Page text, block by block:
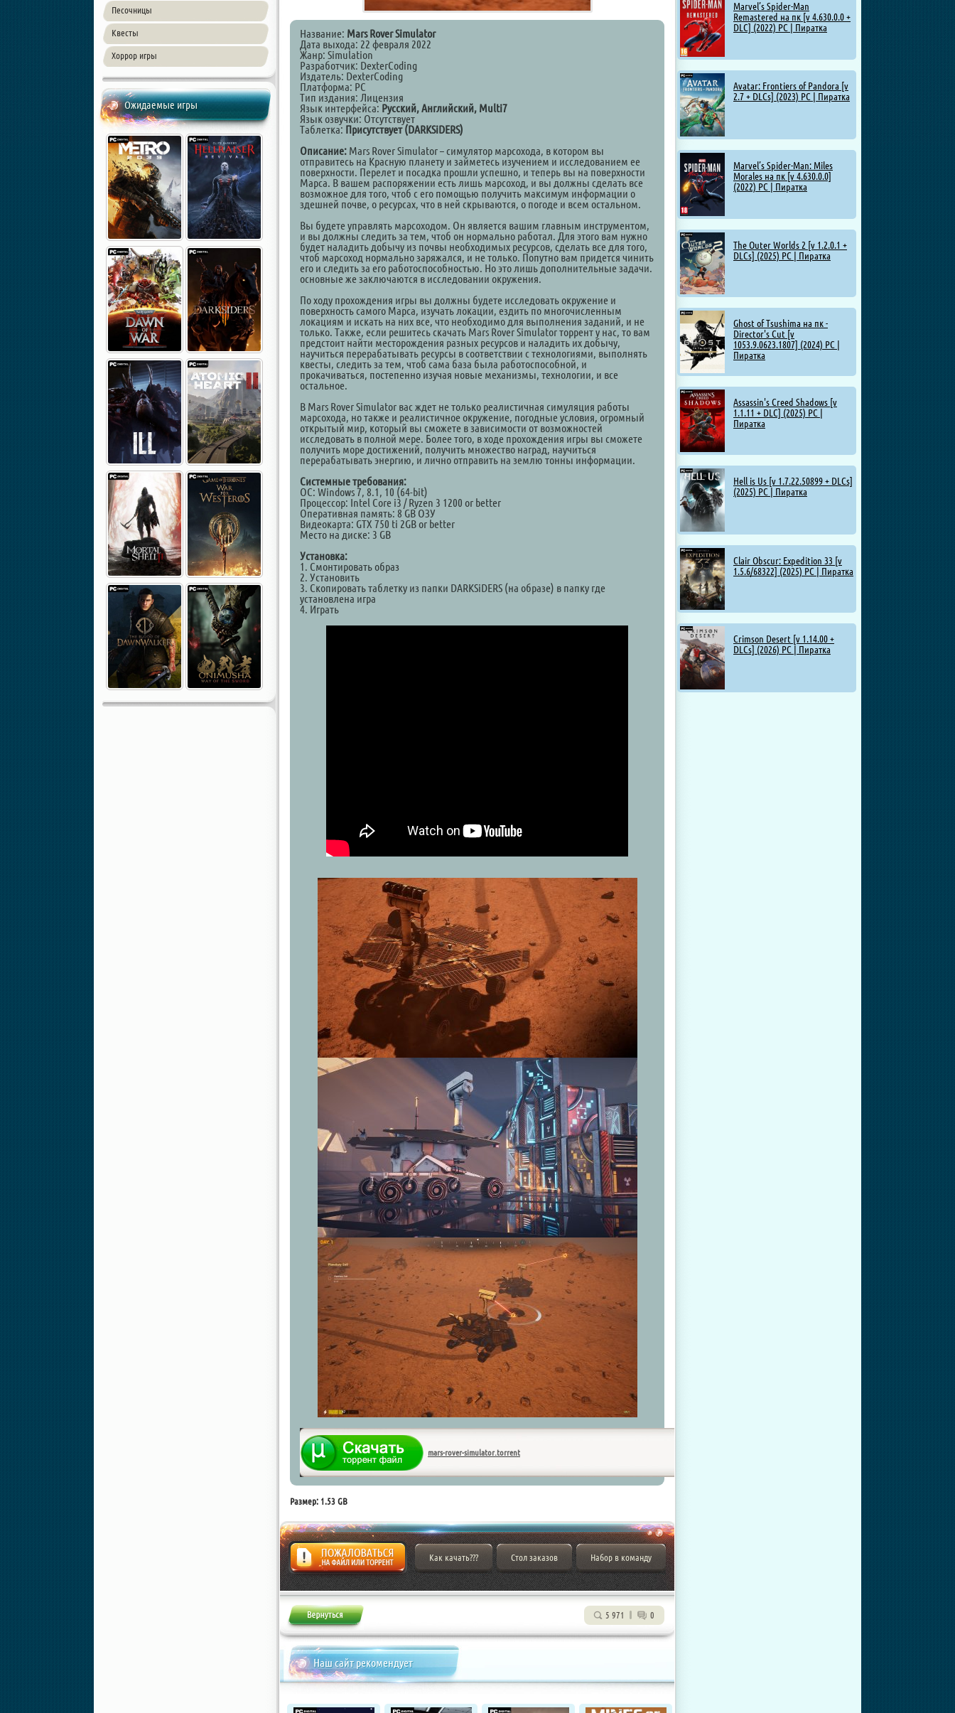
Песочницы
Квесты
Хоррор игры
Ожидаемые игры
Marvel’s Spider-Man
Remastered на пк [v 4.630.0.0 +
DLC] (2022) PC | Пиратка
Avatar: Frontiers of Pandora [v
2.7 + DLCs] (2023) PC | Пиратка
Marvel’s Spider-Man: Miles
Morales на пк [v 4.630.0.0]
(2022) PC | Пиратка
The Outer Worlds 2 [v 1.2.0.1 +
DLCs] (2025) PC | Пиратка
Ghost of Tsushima на пк -
Director's Cut [v
1053.9.0623.1807] (2024) PC |
Пиратка
Assassin's Creed Shadows [v
1.1.11 + DLC] (2025) PC |
Пиратка
Hell is Us [v 1.7.22.50899 + DLCs]
(2025) PC | Пиратка
Clair Obscur: Expedition 33 [v
1.5.6/68322] (2025) PC | Пиратка
Crimson Desert [v 1.14.00 +
DLCs] (2026) PC | Пиратка
Название: Mars Rover Simulator
Дата выхода: 22 февраля 2022
Жанр: Simulation
Разработчик: DexterCoding
Издатель: DexterCoding
Платформа: PC
Тип издания: Лицензия
Язык интерфейса: Русский, Английский, Multi7
Язык озвучки: Отсутствует
Таблетка: Присутствует (DARKSiDERS)
Описание: Mars Rover Simulator – симулятор марсохода, в котором вы
отправитесь на Красную планету и займетесь изучением и исследованием ее
поверхности. Перелет и посадка прошли успешно, и теперь вы на поверхности
Марса. В вашем распоряжении есть лишь марсоход, и вы должны сделать все
возможное для того, чтоб с его помощью получить максимум информации о
здешней почве, о ресурсах, что в ней скрываются, о погоде и всем остальном.
Вы будете управлять марсоходом. Он является вашим главным инструментом,
и вы должны следить за тем, чтоб он нормально работал. Для этого вам нужно
будет наладить добычу из почвы необходимых ресурсов, сделать все для того,
чтоб марсоход нормально заряжался, и не только. Попутно вам придется чинить
его и следить за его работоспособностью. Но это лишь дополнительные задачи.
основные же заключаются в исследовании окружения.
По ходу прохождения игры вы должны будете исследовать окружение и
поверхность самого Марса, изучать локации, ездить по многочисленным
локациям и искать на них все, что необходимо для выполнения заданий, и не
только. Также, если решитесь скачать Mars Rover Simulator торрент у нас, то вам
предстоит найти месторождения разных ресурсов и наладить их добычу,
научиться перерабатывать ресурсы в соответствии с технологиями, выполнять
квесты, следить за тем, чтоб сама база была работоспособной, и
прокачиваться, постепенно изучая новые механизмы, технологии, и все
остальное.
В Mars Rover Simulator вас ждет не только реалистичная симуляция работы
марсохода, но также и реалистичное окружение, погодные условия, огромный
открытый мир, который вы сможете в зависимости от возможностей
исследовать в полной мере. Более того, в ходе прохождения игры вы сможете
получить море достижений, получить множество наград, научиться
перерабатывать энергию, и лично отправить на землю тонны информации.
Системные требования:
ОС: Windows 7, 8.1, 10 (64-bit)
Процессор: Intel Core i3 / Ryzen 3 1200 or better
Оперативная память: 8 GB ОЗУ
Видеокарта: GTX 750 ti 2GB or better
Место на диске: 3 GB
Установка:
1. Смонтировать образ
2. Установить
3. Скопировать таблетку из папки DARKSiDERS (на образе) в папку где
установлена игра
4. Играть
mars-rover-simulator.torrent
Размер: 1.53 GB
Жалоба
Как качать??? Стол заказов Набор в команду
5 971 0
Наш сайт рекомендует